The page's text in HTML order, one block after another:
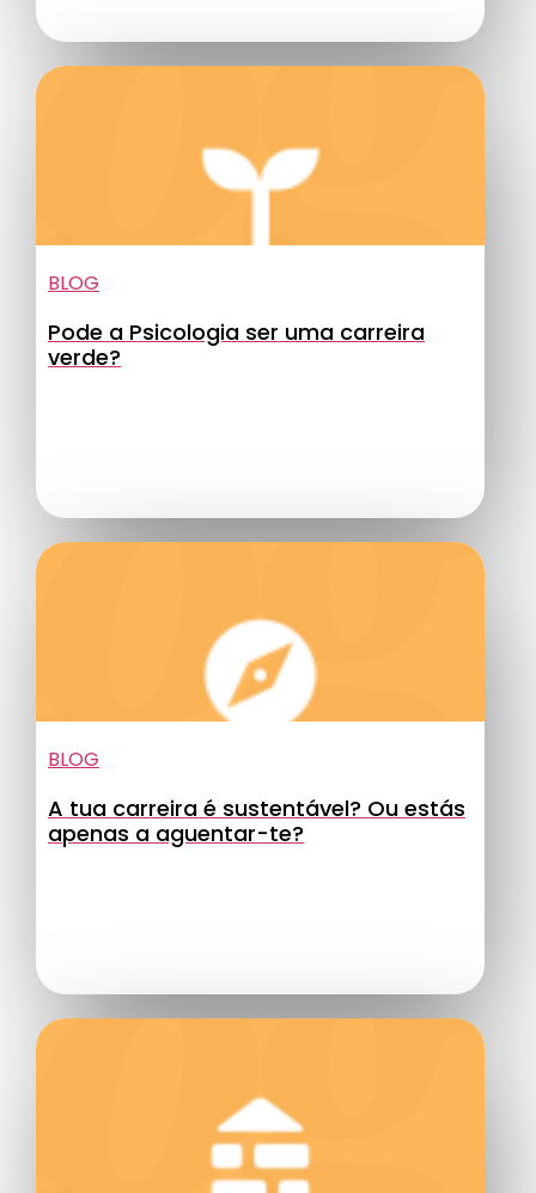
BLOG
Pode a Psicologia ser uma carreira
verde?
BLOG
A tua carreira é sustentável? Ou estás
apenas a aguentar-te?